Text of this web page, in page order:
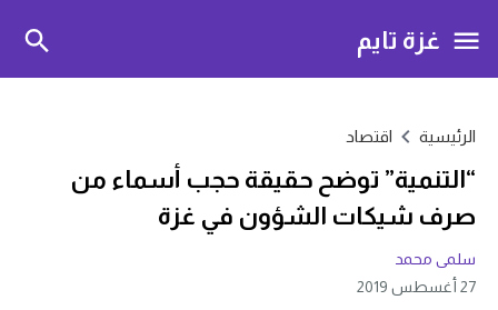
غزة تايم
الرئيسية اقتصاد
“التنمية” توضح حقيقة حجب أسماء من
صرف شيكات الشؤون في غزة
سلمى محمد
27 أغسطس 2019